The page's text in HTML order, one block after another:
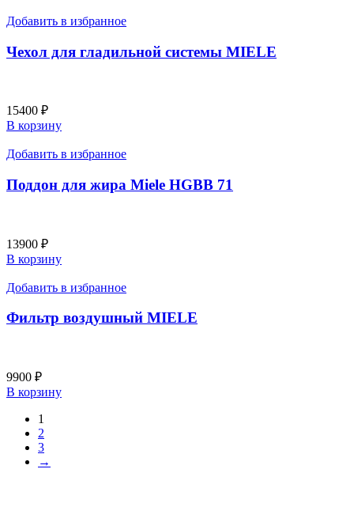
Добавить в избранное
Чехол для гладильной системы MIELE
15400 ₽
В корзину
Добавить в избранное
Поддон для жира Miele HGBB 71
13900 ₽
В корзину
Добавить в избранное
Фильтр воздушный MIELE
9900 ₽
В корзину
1
2
3
→